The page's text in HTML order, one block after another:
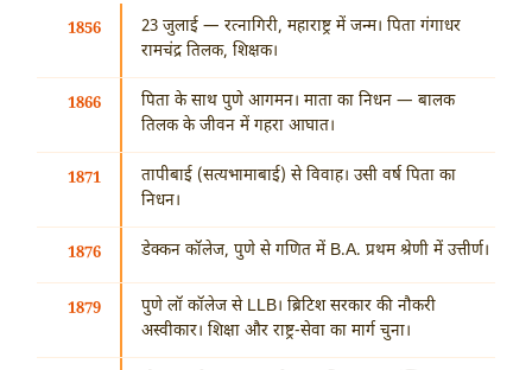
1856 23 जुलाई — रत्नागिरी, महाराष्ट्र में जन्म। पिता गंगाधर
रामचंद्र तिलक, शिक्षक।
1866
पिता के साथ पुणे आगमन। माता का निधन — बालक
तिलक के जीवन में गहरा आघात।
1871
तापीबाई (सत्यभामाबाई) से विवाह। उसी वर्ष पिता का
निधन।
1876 डेक्कन कॉलेज, पुणे से गणित में B.A. प्रथम श्रेणी में उत्तीर्ण।
1879
पुणे लॉ कॉलेज से LLB। ब्रिटिश सरकार की नौकरी
अस्वीकार। शिक्षा और राष्ट्र-सेवा का मार्ग चुना।